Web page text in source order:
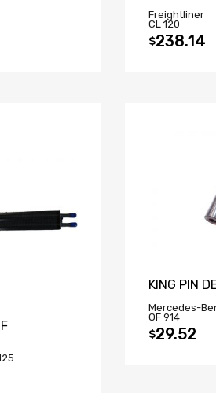
Freightliner
CL 120
$238.14
KING PIN
Mercedes-
OF 914
$29.52